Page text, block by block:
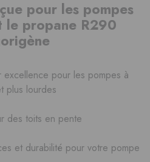
pour les pompes
le propane R290
excellence pour les pompes à
plus lourdes
des toits en pente
et durabilité pour votre pompe